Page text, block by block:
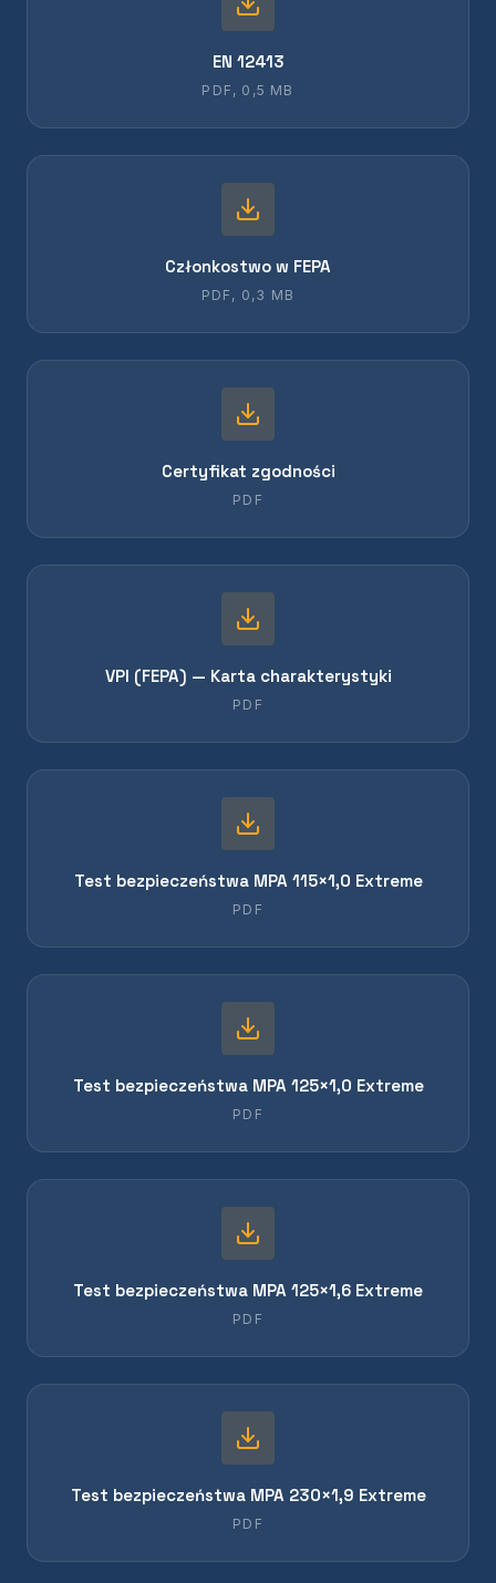
EN 12413
PDF, 0,5 MB
Członkostwo w FEPA
PDF, 0,3 MB
Certyfikat zgodności
PDF
VPI (FEPA) — Karta charakterystyki
PDF
Test bezpieczeństwa MPA 115×1,0 Extreme
PDF
Test bezpieczeństwa MPA 125×1,0 Extreme
PDF
Test bezpieczeństwa MPA 125×1,6 Extreme
PDF
Test bezpieczeństwa MPA 230×1,9 Extreme
PDF